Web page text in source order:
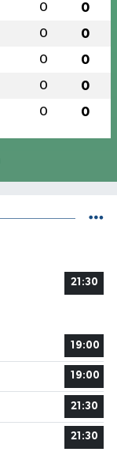
0 0
0 0
0 0
0 0
0 0
21:30
19:00
19:00
21:30
21:30